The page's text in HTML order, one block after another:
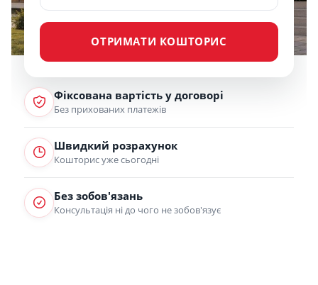
ОТРИМАТИ КОШТОРИС
Фіксована вартість у договорі
Без прихованих платежів
Швидкий розрахунок
Кошторис уже сьогодні
Без зобов'язань
Консультація ні до чого не зобов'язує